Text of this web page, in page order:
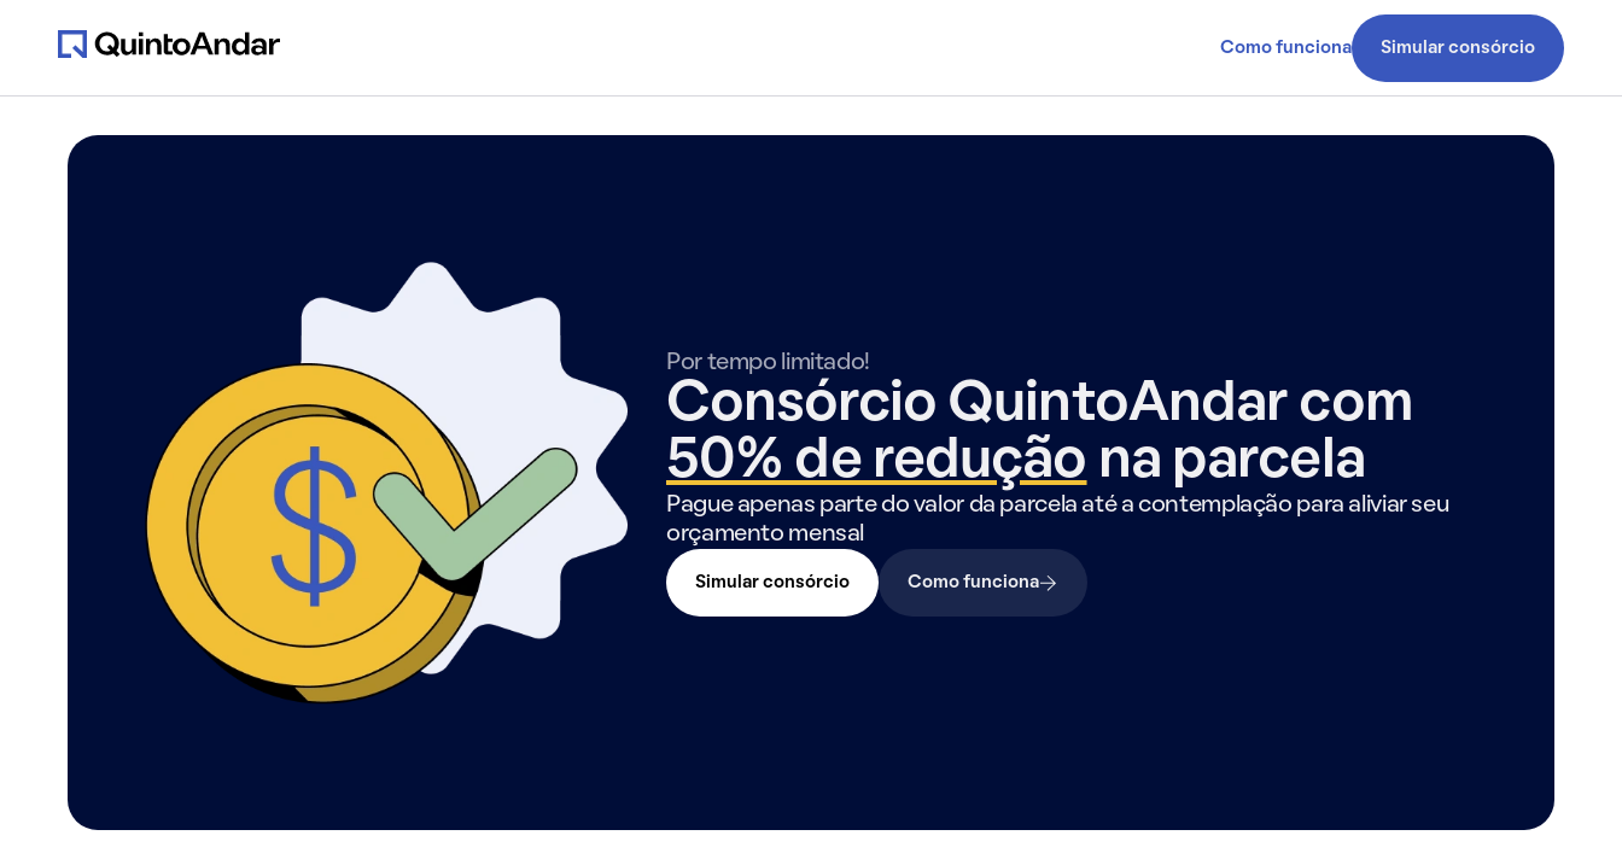
Como funciona Simular consórcio
Por tempo limitado!
Consórcio QuintoAndar com
50% de redução na parcela
Pague apenas parte do valor da parcela até a contemplação para aliviar seu
orçamento mensal
Simular consórcio Como funciona